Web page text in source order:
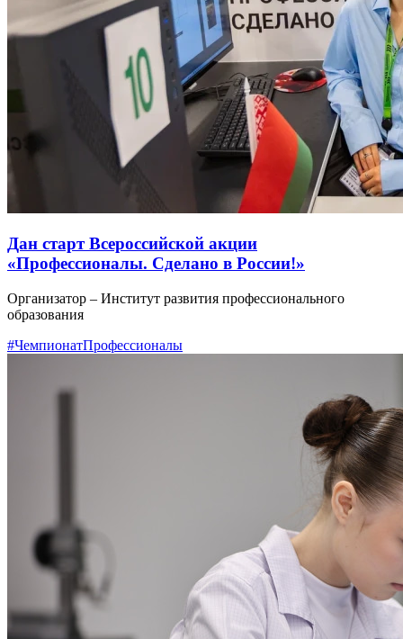
Дан старт Всероссийской акции
«Профессионалы. Сделано в России!»
Организатор – Институт развития профессионального
образования
#ЧемпионатПрофессионалы